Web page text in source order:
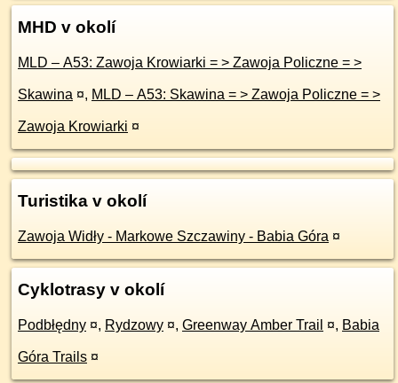
MHD v okolí
MLD – A53: Zawoja Krowiarki = > Zawoja Policzne = >
Skawina ¤, MLD – A53: Skawina = > Zawoja Policzne = >
Zawoja Krowiarki ¤
Turistika v okolí
Zawoja Widły - Markowe Szczawiny - Babia Góra ¤
Cyklotrasy v okolí
Podbłędny ¤, Rydzowy ¤, Greenway Amber Trail ¤, Babia
Góra Trails ¤